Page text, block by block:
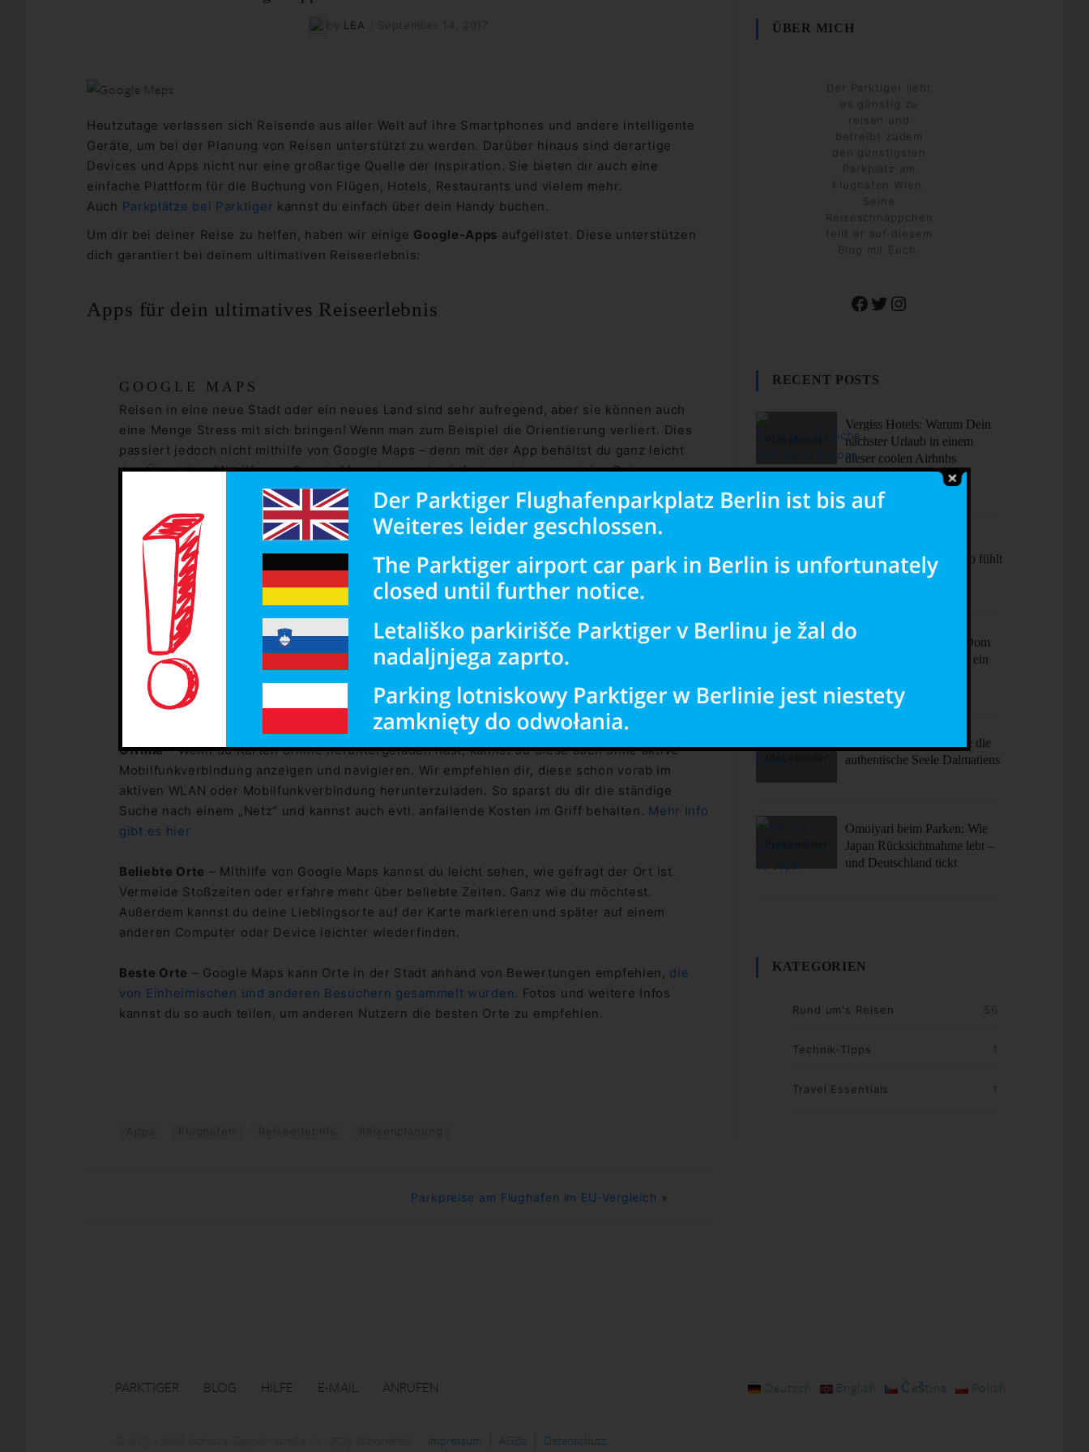
LEA
Heutzutage verlassen sich Reisende aus aller Welt auf ihre Smartphones und andere intelligente
Geräte, um bei der Planung von Reisen unterstützt zu werden. Darüber hinaus sind derartige
Devices und Apps nicht nur eine großartige Quelle der Inspiration. Sie bieten dir auch eine
einfache Plattform für die Buchung von Flügen, Hotels, Restaurants und vielem mehr.
Auch Parkplätze bei Parktiger kannst du einfach über dein Handy buchen.
Um dir bei deiner Reise zu helfen, haben wir einige Google-Apps aufgelistet. Diese unterstützen
dich garantiert bei deinem ultimativen Reiseerlebnis:
Apps für dein ultimatives Reiseerlebnis
GOOGLE MAPS
Reisen in eine neue Stadt oder ein neues Land sind sehr aufregend, aber sie können auch
eine Menge Stress mit sich bringen! Wenn man zum Beispiel die Orientierung verliert. Dies
passiert jedoch nicht mithilfe von Google Maps – denn mit der App behältst du ganz leicht
den Überblick. Mithilfe von Google Maps kannst du einfach und bequem deine Reise
vorbereiten. Wir zeigen wie:
Planen– Mit Google Maps kannst du deine Roadtrip-Route planen. Die Karte zeigt
automatisch die schnellste und bequemste Route an – auch bei mehreren Stopps auf der
Straße (Android und iOS).
Ideen
– Finde die interessanten Orte der Stadt und deinen Weg dorthin. Zwischenstopps
spontan anfahren, während du schon auf dem Weg bist? Kein Problem. Tankstellen oder
Raststätten findest du ebenfalls leicht.
Teilen
– Wenn du mit Freunden reist, kannst du deinen Standort und deine Route mit Google
Maps teilen. So können deine Freunde leicht deiner Route folgen oder dich lokalisieren.
Offline– Wenn du Karten offline heruntergeladen hast, kannst du diese auch ohne aktive
Mobilfunkverbindung anzeigen und navigieren. Wir empfehlen dir, diese schon vorab im
aktiven WLAN oder Mobilfunkverbindung herunterzuladen. So sparst du dir die ständige
Suche nach einem „Netz“ und kannst auch evtl. anfallende Kosten im Griff behalten. Mehr Info
gibt es hier
Beliebte Orte – Mithilfe von Google Maps kannst du leicht sehen, wie gefragt der Ort ist.
Vermeide Stoßzeiten oder erfahre mehr über beliebte Zeiten. Ganz wie du möchtest.
Außerdem kannst du deine Lieblingsorte auf der Karte markieren und später auf einem
anderen Computer oder Device leichter wiederfinden.
Beste Orte – Google Maps kann Orte in der Stadt anhand von Bewertungen empfehlen, die
von Einheimischen und anderen Besuchern gesammelt wurden. Fotos und weitere Infos
kannst du so auch teilen, um anderen Nutzern die besten Orte zu empfehlen.
Parkpreise am Flughafen im EU-Vergleich »
ÜBER MICH
Der Parktiger liebt
es günstig zu
reisen und
betreibt zudem
den günstigsten
Parkplatz am
Flughafen Wien.
Seine
Reiseschnäppchen
teilt er auf diesem
Blog mit Euch.
Facebook
TwitterInstagram
RECENT POSTS
Vergiss Hotels: Warum Dein
nächster Urlaub in einem
dieser coolen Airbnbs
stattfinden sollte.
Sehenswürdigkeiten – So fühlt
sich Barcelona an
Ciao Milano! Mehr als Dom
& Mode – Dein Plan für ein
Zadar unplugged: Erlebe die
authentische Seele Dalmatiens
Omoiyari beim Parken: Wie
Japan Rücksichtnahme lebt –
und Deutschland tickt
KATEGORIEN
Rund um's Reisen 56
Technik-Tipps 1
Travel Essentials 1
Deutsch English Čeština Polish
PARKTIGER BLOG HILFE E-MAIL ANRUFEN
Impressum AGBs Datenschutz